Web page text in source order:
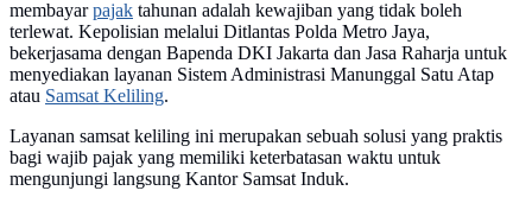
membayarpajak tahunan adalah kewajiban yang tidak boleh
terlewat. Kepolisian melalui Ditlantas Polda Metro Jaya,
bekerjasama dengan Bapenda DKI Jakarta dan Jasa Raharja untuk
menyediakan layanan Sistem Administrasi Manunggal Satu Atap
atau Samsat Keliling.
Layanan samsat keliling ini merupakan sebuah solusi yang praktis
bagi wajib pajak yang memiliki keterbatasan waktu untuk
mengunjungi langsung Kantor Samsat Induk.